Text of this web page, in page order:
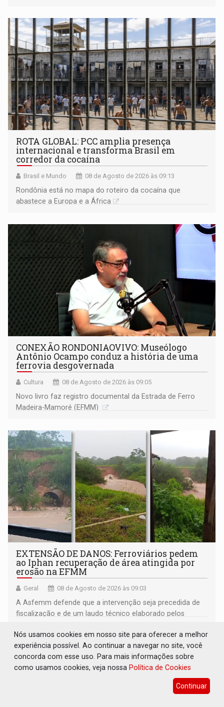
ROTA GLOBAL: PCC amplia presença
internacional e transforma Brasil em
corredor da cocaína
Brasil e Mundo 08 de Agosto de 2026 às 09:13
Rondônia está no mapa do roteiro da cocaína que
abastece a Europa e a África
CONEXÃO RONDONIAOVIVO: Museólogo
Antônio Ocampo conduz a história de uma
ferrovia desgovernada
Cultura 08 de Agosto de 2026 às 09:05
Novo livro faz registro documental da Estrada de Ferro
Madeira-Mamoré (EFMM)
EXTENSÃO DE DANOS: Ferroviários pedem
ao Iphan recuperação de área atingida por
erosão na EFMM
Geral 08 de Agosto de 2026 às 09:03
A Asfemm defende que a intervenção seja precedida de
fiscalização e de um laudo técnico elaborado pelos
Nós usamos cookies em nosso site para oferecer a melhor
experiência possível. Ao continuar a navegar no site, você
concorda com esse uso. Para mais informações sobre
como usamos cookies, veja nossa Política de Cookies
Continuar